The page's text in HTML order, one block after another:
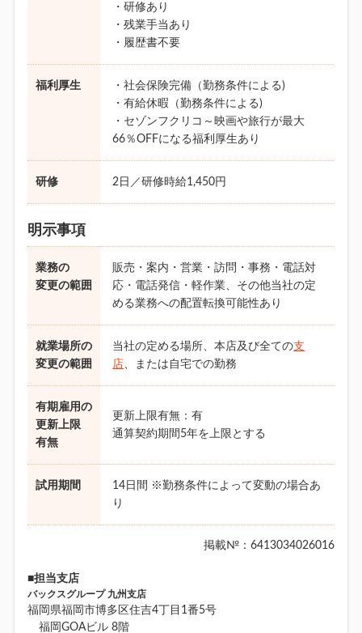
・研修あり
・残業手当あり
・履歴書不要
福利厚生
・社会保険完備（勤務条件による)
・有給休暇（勤務条件による)
・セゾンフクリコ～映画や旅行が最大
66％OFFになる福利厚生あり
研修 2日／研修時給1,450円
明示事項
業務の
変更の範囲
販売・案内・営業・訪問・事務・電話対
応・電話発信・軽作業、その他当社の定
める業務への配置転換可能性あり
就業場所の
変更の範囲
当社の定める場所、本店及び全ての支
店、または自宅での勤務
有期雇用の
更新上限
有無
更新上限有無：有
通算契約期間5年を上限とする
試用期間
14日間 ※勤務条件によって変動の場合あ
り
掲載№：6413034026016
■担当支店
バックスグループ 九州支店
福岡県福岡市博多区住吉4丁目1番5号
福岡GOAビル 8階